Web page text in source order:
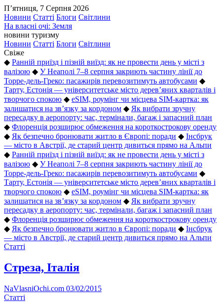
П’ятниця, 7 Серпня 2026
Новини Статті Блоги Світлини
На власні очі: Земля
новини туризму
Новини Статті Блоги Світлини
Свіже
◆ Ранній приїзд і пізній виїзд: як не провести день у місті з
валізою ◆ У Неаполі 7–8 серпня закриють частину лінії до
Торре-дель-Греко: пасажирів перевозитимуть автобусами ◆
Тарту, Естонія — університетське місто дерев’яних кварталів і
творчого спокою ◆ eSIM, роумінг чи місцева SIM-картка: як
залишатися на зв’язку за кордоном ◆ Як вибрати зручну
пересадку в аеропорту: час, термінали, багаж і запасний план
◆ Флоренція розширює обмеження на короткострокову оренду
◆ Як безпечно бронювати житло в Європі: поради ◆ Інсбрук
— місто в Австрії, де старий центр дивиться прямо на Альпи
◆ Ранній приїзд і пізній виїзд: як не провести день у місті з
валізою ◆ У Неаполі 7–8 серпня закриють частину лінії до
Торре-дель-Греко: пасажирів перевозитимуть автобусами ◆
Тарту, Естонія — університетське місто дерев’яних кварталів і
творчого спокою ◆ eSIM, роумінг чи місцева SIM-картка: як
залишатися на зв’язку за кордоном ◆ Як вибрати зручну
пересадку в аеропорту: час, термінали, багаж і запасний план
◆ Флоренція розширює обмеження на короткострокову оренду
◆ Як безпечно бронювати житло в Європі: поради ◆ Інсбрук
— місто в Австрії, де старий центр дивиться прямо на Альпи
Статті
Стреза, Італія
NaVlasniOchi.com 03/02/2015
Статті